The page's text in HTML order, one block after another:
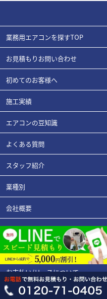
業務用エアコンを探すTOP
お見積もりお問い合わせ
初めてのお客様へ
施工実績
エアコンの豆知識
よくある質問
スタッフ紹介
業種別
会社概要
3年工事保証内容
エアコン総本店が選ばれる理由
お支払い/リースについて
プライバシーポリシー